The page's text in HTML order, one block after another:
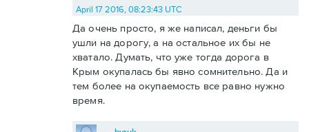
April 17 2016, 08:23:43 UTC
Да очень просто, я же написал, деньги бы
ушли на дорогу, а на остальное их бы не
хватало. Думать, что уже тогда дорога в
Крым окупалась бы явно сомнительно. Да и
тем более на окупаемость все равно нужно
время.